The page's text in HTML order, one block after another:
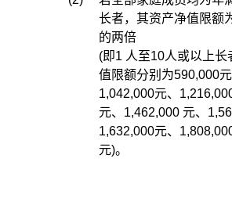
长者，其资产净值限额
的两倍
(即1 人至10人或以上长
值限额分别为590,000元
1,042,000元、
元、1,462,000 元、
1,632,000元、
元)。